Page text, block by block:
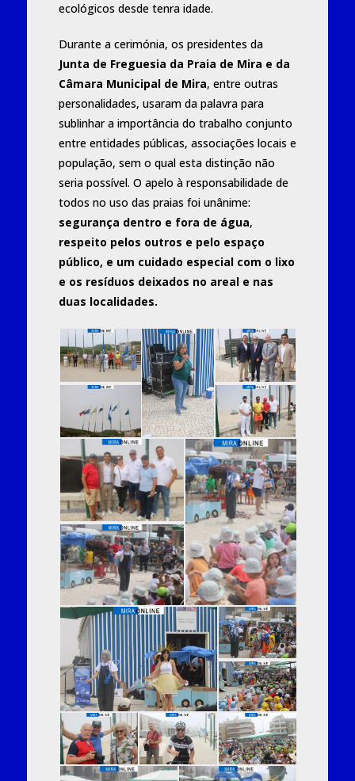
ecológicos desde tenra idade.
Durante a cerimónia, os presidentes da
Junta de Freguesia da Praia de Mira e da
Câmara Municipal de Mira, entre outras
personalidades, usaram da palavra para
sublinhar a importância do trabalho conjunto
entre entidades públicas, associações locais e
população, sem o qual esta distinção não
seria possível. O apelo à responsabilidade de
todos no uso das praias foi unânime:
segurança dentro e fora de água,
respeito pelos outros e pelo espaço
público, e um cuidado especial com o lixo
e os resíduos deixados no areal e nas
duas localidades.